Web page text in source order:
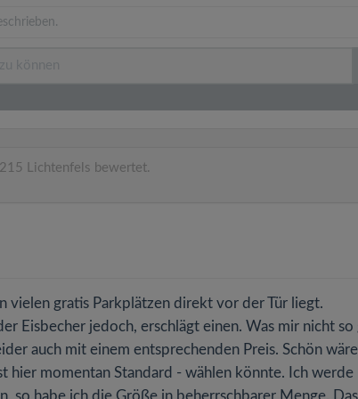
Lichtenfels bewertet.
vielen gratis Parkplätzen direkt vor der Tür liegt.
Eisbecher jedoch, erschlägt einen. Was mir nicht so
auch mit einem entsprechenden Preis. Schön wäre
hier momentan Standard - wählen könnte. Ich werde
so habe ich die Größe in beherrschbarer Menge. Das